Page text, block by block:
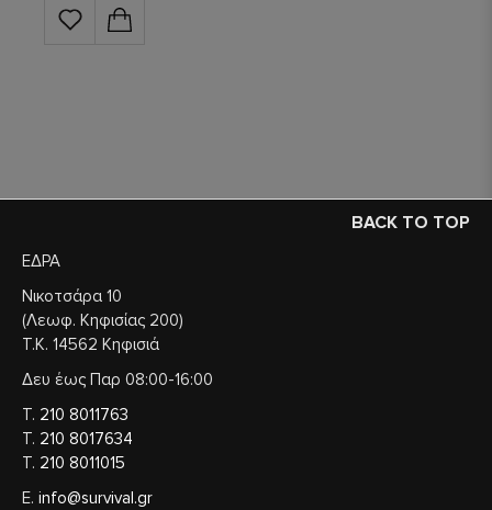
BACK TO TOP
ΕΔΡΑ
Νικοτσάρα 10
(Λεωφ. Κηφισίας 200)
Τ.Κ. 14562 Κηφισιά
Δευ έως Παρ 08:00-16:00
Τ. 210 8011763
Τ. 210 8017634
Τ. 210 8011015
Ε. info@survival.gr